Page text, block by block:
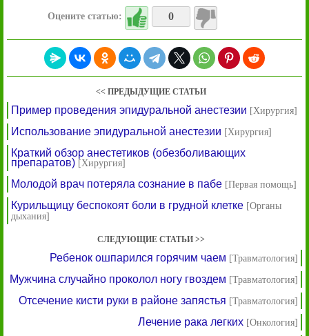
Оцените статью: 0
<< ПРЕДЫДУЩИЕ СТАТЬИ
Пример проведения эпидуральной анестезии [Хирургия]
Использование эпидуральной анестезии [Хирургия]
Краткий обзор анестетиков (обезболивающих
препаратов) [Хирургия]
Молодой врач потеряла сознание в пабе [Первая помощь]
Курильщицу беспокоят боли в грудной клетке [Органы
дыхания]
СЛЕДУЮЩИЕ СТАТЬИ >>
Ребенок ошпарился горячим чаем [Травматология]
Мужчина случайно проколол ногу гвоздем [Травматология]
Отсечение кисти руки в районе запястья [Травматология]
Лечение рака легких [Онкология]